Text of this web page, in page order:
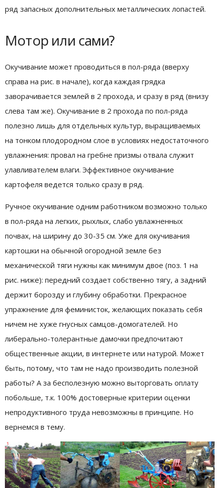
ряд запасных дополнительных металлических лопастей.
Мотор или сами?
Окучивание может проводиться в пол-ряда (вверху
справа на рис. в начале), когда каждая грядка
заворачивается землей в 2 прохода, и сразу в ряд (внизу
слева там же). Окучивание в 2 прохода по пол-ряда
полезно лишь для отдельных культур, выращиваемых
на тонком плодородном слое в условиях недостаточного
увлажнения: провал на гребне призмы отвала служит
улавливателем влаги. Эффективное окучивание
картофеля ведется только сразу в ряд.
Ручное окучивание одним работником возможно только
в пол-ряда на легких, рыхлых, слабо увлажненных
почвах, на ширину до 30-35 см. Уже для окучивания
картошки на обычной огородной земле без
механической тяги нужны как минимум двое (поз. 1 на
рис. ниже): передний создает собственно тягу, а задний
держит борозду и глубину обработки. Прекрасное
упражнение для феминисток, желающих показать себя
ничем не хуже гнусных самцов-домогателей. Но
либерально-толерантные дамочки предпочитают
общественные акции, в интернете или натурой. Может
быть, потому, что там не надо производить полезной
работы? А за бесполезную можно выторговать оплату
побольше, т.к. 100% достоверные критерии оценки
непродуктивного труда невозможны в принципе. Но
вернемся в тему.